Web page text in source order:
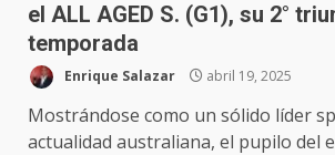
el ALL AGED S. (G1), su 2°
temporada
Enrique Salazar abril 19, 2025
Mostrándose como un sólido líder
actualidad australiana, el pupilo del